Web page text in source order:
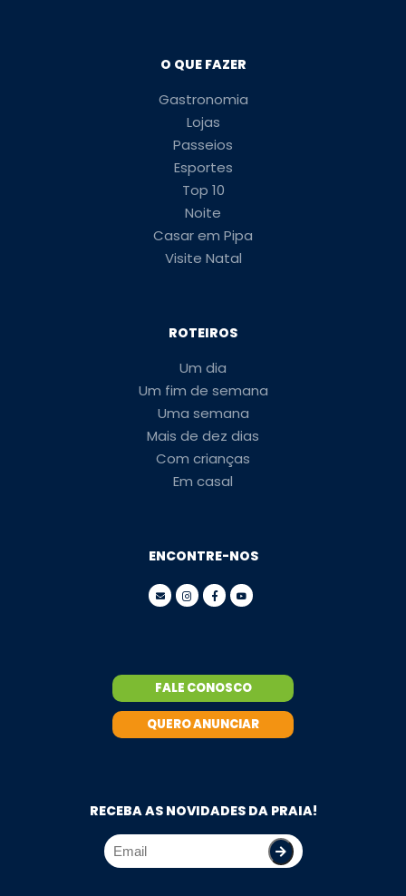
O QUE FAZER
Gastronomia
Lojas
Passeios
Esportes
Top 10
Noite
Casar em Pipa
Visite Natal
ROTEIROS
Um dia
Um fim de semana
Uma semana
Mais de dez dias
Com crianças
Em casal
ENCONTRE-NOS
FALE CONOSCO
QUERO ANUNCIAR
RECEBA AS NOVIDADES DA PRAIA!